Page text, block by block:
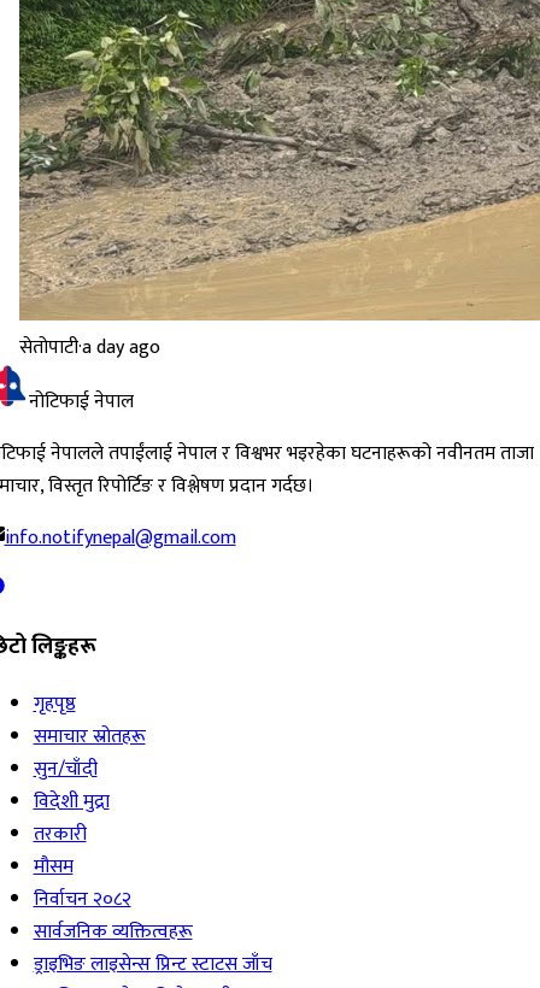
सेतोपाटी·a day ago
नोटिफाई नेपाल
नेपालले तपाईंलाई नेपाल र विश्वभर भइरहेका घटनाहरूको नवीनतम ताजा
विस्तृत रिपोर्टिङ र विश्लेषण प्रदान गर्दछ।
info.notifynepal@gmail.com
लिङ्कहरू
गृहपृष्ठ
समाचार स्रोतहरू
सुन/चाँदी
विदेशी मुद्रा
तरकारी
मौसम
निर्वाचन २०८२
सार्वजनिक व्यक्तित्वहरू
ड्राइभिङ लाइसेन्स प्रिन्ट स्टाटस जाँच